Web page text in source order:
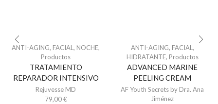
ANTI-AGING, FACIAL, NOCHE,
Productos
TRATAMIENTO
REPARADOR INTENSIVO
Rejuvesse MD
79,00€
ANTI-AGING, FACIAL,
HIDRATANTE, Productos
ADVANCED MARINE
PEELING CREAM
AF Youth Secrets by Dra. Ana
Jiménez